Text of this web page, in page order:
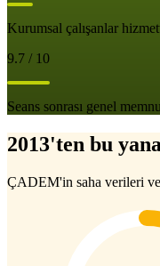
Kurumsal çalışanlar
9.7 / 10
Seans sonrası genel
2013'ten bu
ÇADEM'in saha verileri ve